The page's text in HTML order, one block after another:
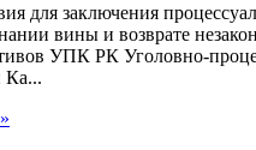
для заключения
вины и возврате
УПК РК Уголовно-
Ка...